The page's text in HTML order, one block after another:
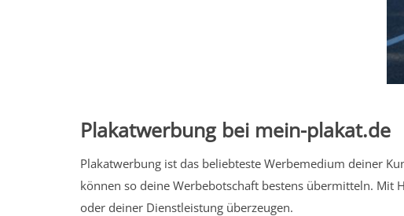
Plakatwerbung bei mein-plakat.de
Plakatwerbung ist das beliebteste Werbemedium deiner
können so deine Werbebotschaft bestens übermitteln. Mit
oder deiner Dienstleistung überzeugen.